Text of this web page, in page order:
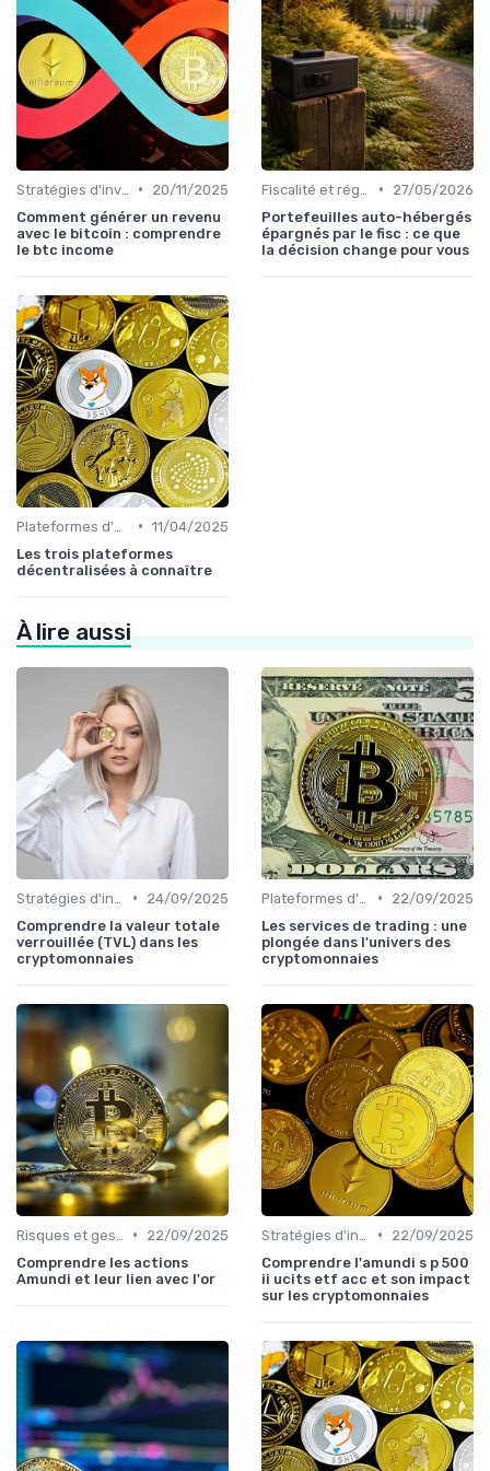
•
20/11/2025
Comment générer un revenu
avec le bitcoin : comprendre
le btc income
•
27/05/2026
Portefeuilles auto-hébergés
épargnés par le fisc : ce que
la décision change pour vous
• 11/04/2025
Les trois plateformes
décentralisées à connaître
À lire aussi
•
24/09/2025
Comprendre la valeur totale
verrouillée (TVL) dans les
cryptomonnaies
•
22/09/2025
Les services de trading : une
plongée dans l'univers des
cryptomonnaies
•
22/09/2025
Comprendre les actions
Amundi et leur lien avec l'or
•
22/09/2025
Comprendre l'amundi s p 500
ii ucits etf acc et son impact
sur les cryptomonnaies